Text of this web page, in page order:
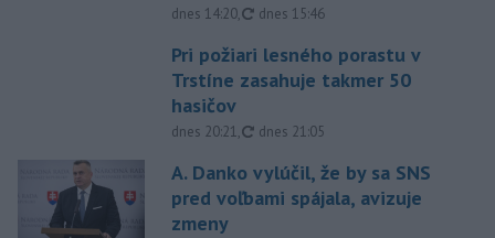
dnes 14:20, aktualizované
dnes 15:46
Pri požiari lesného porastu v
Trstíne zasahuje takmer 50
hasičov
dnes 20:21, aktualizované
dnes 21:05
A. Danko vylúčil, že by sa SNS
pred voľbami spájala, avizuje
zmeny